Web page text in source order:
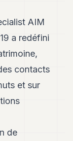
AIM
a redéfini
contacts
et sur
de